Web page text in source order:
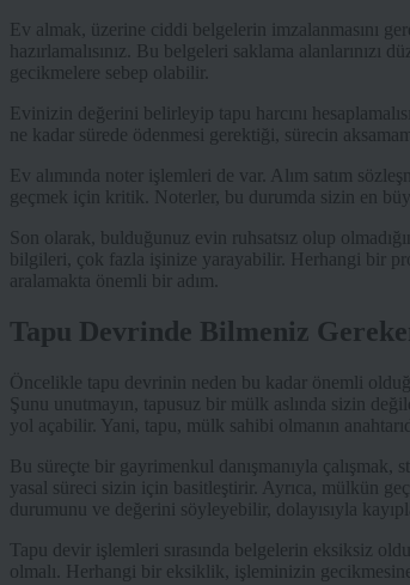
Ev almak, üzerine ciddi belgelerin imzalanmasını
hazırlamalısınız. Bu belgeleri saklama
gecikmelere sebep olabilir.
Evinizin değerini belirleyip tapu harcını
ne kadar sürede ödenmesi gerektiği, sürecin
Ev alımında noter işlemleri de var. Alım satım
geçmek için kritik. Noterler, bu durumda sizin en
Son olarak, bulduğunuz evin ruhsatsız olup
bilgileri, çok fazla işinize yarayabilir. Herhangi bir
aralamakta önemli bir adım.
Tapu Devrinde Bilmeniz
Öncelikle tapu devrinin neden bu kadar önemli
Şunu unutmayın, tapusuz bir mülk aslında sizin
yol açabilir. Yani, tapu, mülk sahibi olmanın
Bu süreçte bir gayrimenkul danışmanıyla
yasal süreci sizin için basitleştirir. Ayrıca, mülkün
durumunu ve değerini söyleyebilir, dolayısıyla
Tapu devir işlemleri sırasında belgelerin eksiksiz
olmalı. Herhangi bir eksiklik, işleminizin